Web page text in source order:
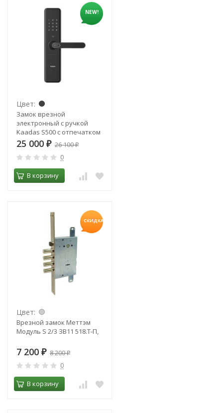
NEW!
Цвет:
Замок врезной
электронный с ручкой
Kaadas S500 с отпечатком
пальца, черный
25 000 ₽ 26 100₽
0
В корзину
СКИДКА!
Цвет:
Врезной замок Меттэм
Модуль S 2/3 ЗВ11 518.Т-П,
7 200 ₽ 8 200₽
0
В корзину